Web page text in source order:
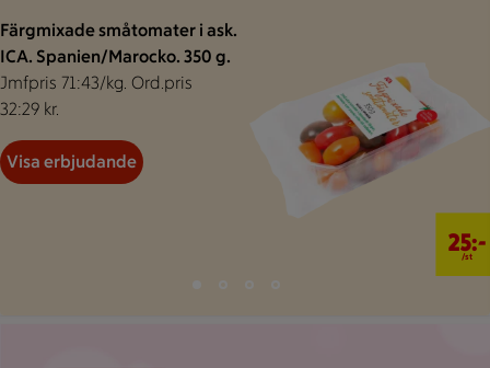
Färgmixade småtomater i ask.
ICA. Spanien/Marocko. 350 g.
Jmfpris 71:43/kg. Ord.pris
32:29 kr.
Visa erbjudande
25:-
/st